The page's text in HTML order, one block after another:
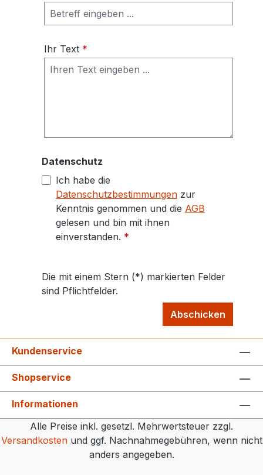
Ihr Text *
Datenschutz
Ich habe die
Datenschutzbestimmungen zur
Kenntnis genommen und die AGB
gelesen und bin mit ihnen
einverstanden. *
Die mit einem Stern (*) markierten Felder
sind Pflichtfelder.
Abschicken
Kundenservice
Shopservice
Informationen
Alle Preise inkl. gesetzl. Mehrwertsteuer zzgl.
Versandkostenund ggf. Nachnahmegebühren, wenn nicht
anders angegeben.